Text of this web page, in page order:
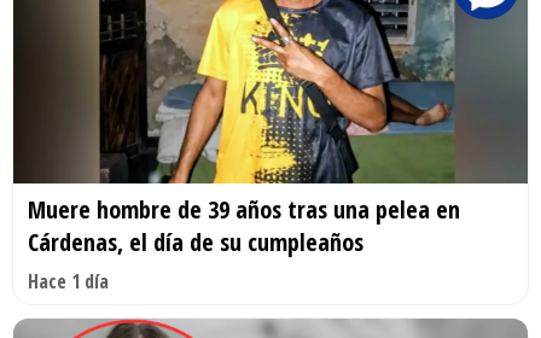
Muere hombre de 39 años tras una pelea en
Cárdenas, el día de su cumpleaños
Hace 1 día